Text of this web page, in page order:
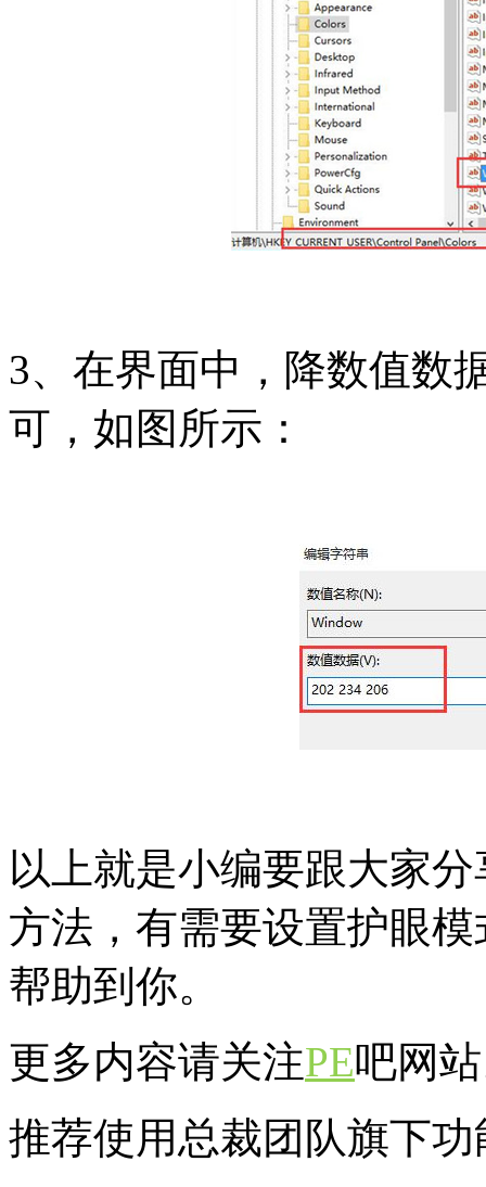
3、在界面中，降数值数
可，如图所示：
以上就是小编要跟大家
方法，有需要设置护眼
帮助到你。
更多内容请关注PE吧网
推荐使用总裁团队旗下